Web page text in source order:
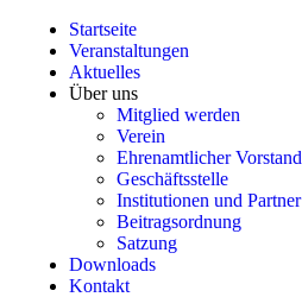
Startseite
Veranstaltungen
Aktuelles
Über uns
Mitglied werden
Verein
Ehrenamtlicher Vorstand
Geschäftsstelle
Institutionen und Partner
Beitragsordnung
Satzung
Downloads
Kontakt